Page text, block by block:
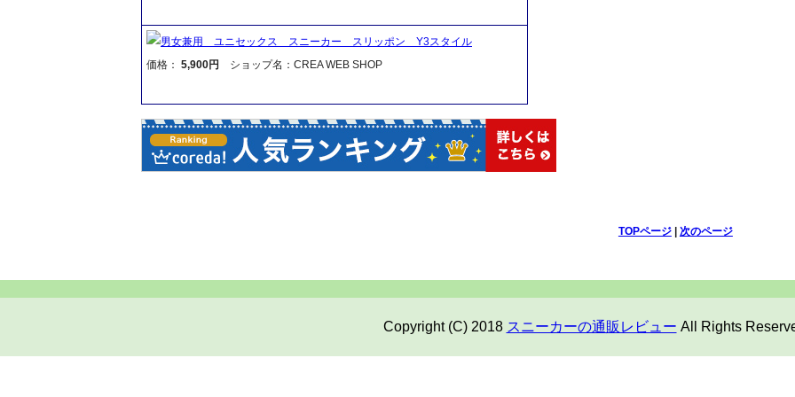
男女兼用 ユニセックス スニーカー スリッポン Y3スタイル
価格： 5,900円 ショップ名：CREA WEB SHOP
TOPページ| 次のページ
Copyright (C) 2018 スニーカーの通販レビュー All Rights